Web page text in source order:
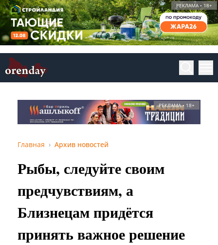
РЕКЛАМА • 18+
РЕКЛАМА • 18+
Главная Архив новостей
Рыбы, следуйте своим
предчувствиям, а
Близнецам придётся
принять важное решение